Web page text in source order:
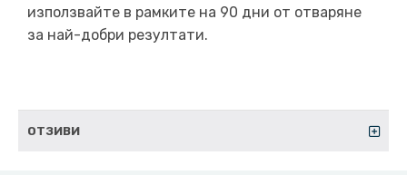
използвайте в рамките на 90 дни от отваряне
за най-добри резултати.
ОТЗИВИ